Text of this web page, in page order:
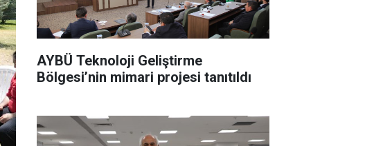
AYBÜ Teknoloji Geliştirme
Bölgesi’nin mimari projesi tanıtıldı